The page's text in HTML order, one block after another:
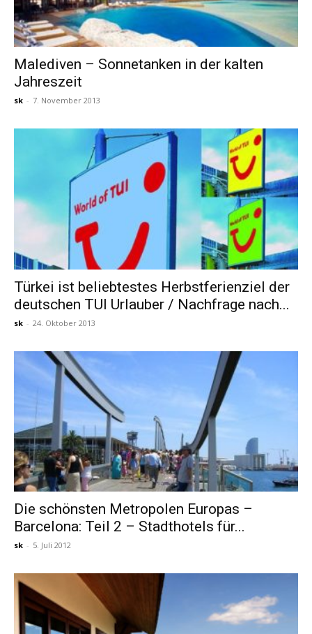
Malediven – Sonnetanken in der kalten
Jahreszeit
sk - 7. November 2013
Türkei ist beliebtestes Herbstferienziel der
deutschen TUI Urlauber / Nachfrage nach...
sk - 24. Oktober 2013
Die schönsten Metropolen Europas –
Barcelona: Teil 2 – Stadthotels für...
sk - 5. Juli 2012